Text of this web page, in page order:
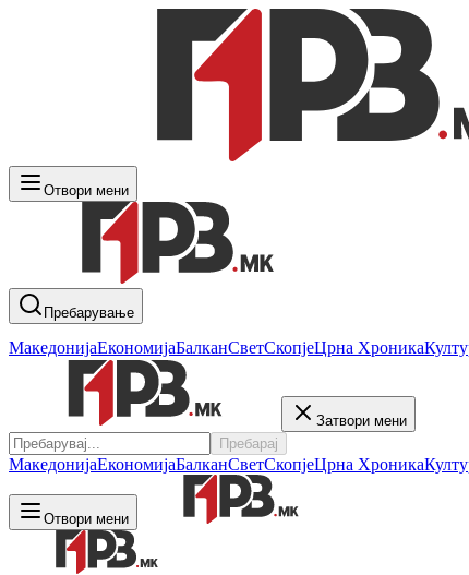
Отвори мени
Пребарување
МакедонијаЕкономијаБалканСветСкопјеЦрна Хроника
Затвори мени
Пребарај
МакедонијаЕкономијаБалканСветСкопјеЦрна Хроника
Отвори мени